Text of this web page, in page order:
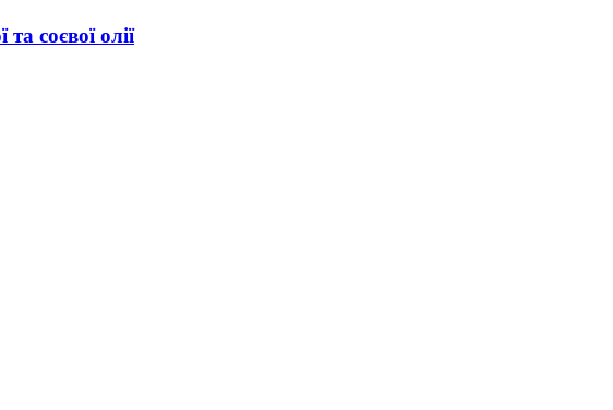
соєвої олії